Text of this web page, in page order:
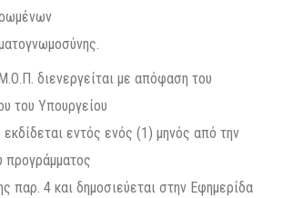
διενεργείται με απόφαση του
του Υπουργείου
εκδίδεται εντός ενός (1) μηνός από την
προγράμματος
παρ. 4 και δημοσιεύεται στην Εφημερίδα